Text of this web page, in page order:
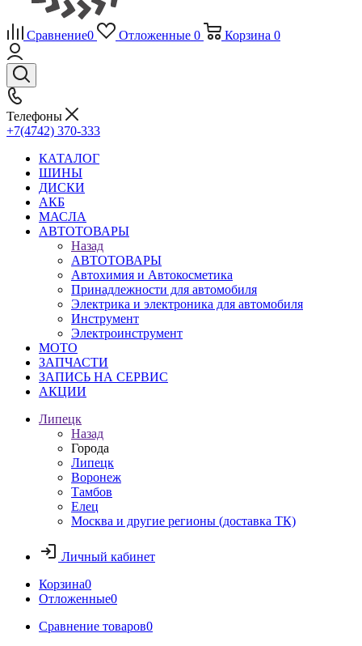
Сравнение0 Отложенные 0 Корзина 0
Телефоны
+7(4742) 370-333
КАТАЛОГ
ШИНЫ
ДИСКИ
АКБ
МАСЛА
АВТОТОВАРЫ
Назад
АВТОТОВАРЫ
Автохимия и Автокосметика
Принадлежности для автомобиля
Электрика и электроника для автомобиля
Инструмент
Электроинструмент
МОТО
ЗАПЧАСТИ
ЗАПИСЬ НА СЕРВИС
АКЦИИ
Липецк
Назад
Города
Липецк
Воронеж
Тамбов
Елец
Москва и другие регионы (доставка ТК)
Личный кабинет
Корзина0
Отложенные0
Сравнение товаров0